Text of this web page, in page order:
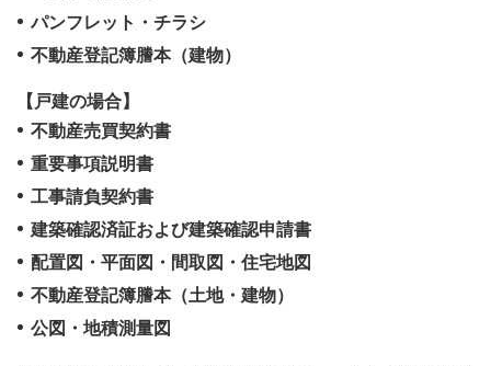
パンフレット・チラシ
不動産登記簿謄本（建物）
【戸建の場合】
不動産売買契約書
重要事項説明書
工事請負契約書
建築確認済証および建築確認申請書
配置図・平面図・間取図・住宅地図
不動産登記簿謄本（土地・建物）
公図・地積測量図